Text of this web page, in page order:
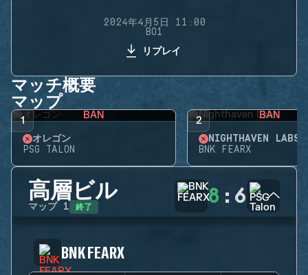
2024年4月5日 11:00
BO1
リプレイ
マッチ概要
マップ
1 BAN
オレゴン
PSG TALON
2 BAN
NIGHTHAVEN LABS
BNK FEARX
高層ビル
マップ 1 終了 8 : 6
BNK FEARX